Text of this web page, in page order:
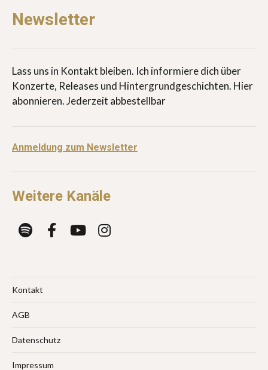
Newsletter
Lass uns in Kontakt bleiben. Ich informiere dich über
Konzerte, Releases und Hintergrundgeschichten. Hier
abonnieren. Jederzeit abbestellbar
Anmeldung zum Newsletter
Weitere Kanäle
Kontakt
AGB
Datenschutz
Impressum